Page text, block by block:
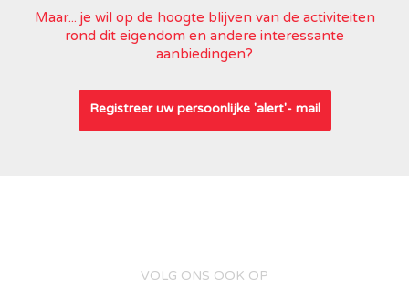
Maar... je wil op de hoogte blijven van de activiteiten
rond dit eigendom en andere interessante
aanbiedingen?
Registreer uw persoonlijke 'alert'- mail
VOLG ONS OOK OP